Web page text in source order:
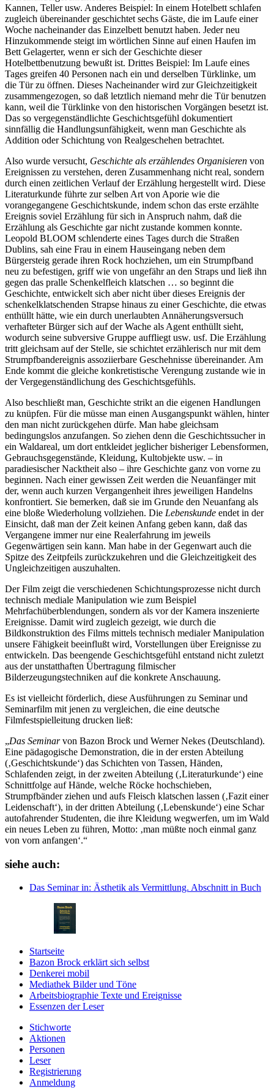
Kannen, Teller usw. Anderes Beispiel: In einem Hotelbett schlafen
zugleich übereinander geschichtet sechs Gäste, die im Laufe einer
Woche nacheinander das Einzelbett benutzt haben. Jeder neu
Hinzukommende steigt im wörtlichen Sinne auf einen Haufen im
Bett Gelagerter, wenn er sich der Geschichte dieser
Hotelbettbenutzung bewußt ist. Drittes Beispiel: Im Laufe eines
Tages greifen 40 Personen nach ein und derselben Türklinke, um
die Tür zu öffnen. Dieses Nacheinander wird zur Gleichzeitigkeit
zusammengezogen, so daß letztlich niemand mehr die Tür benutzen
kann, weil die Türklinke von den historischen Vorgängen besetzt ist.
Das so vergegenständlichte Geschichtsgefühl dokumentiert
sinnfällig die Handlungsunfähigkeit, wenn man Geschichte als
Addition oder Schichtung von Realgeschehen betrachtet.
Also wurde versucht, Geschichte als erzählendes Organisieren von
Ereignissen zu verstehen, deren Zusammenhang nicht real, sondern
durch einen zeitlichen Verlauf der Erzählung hergestellt wird. Diese
Literaturkunde führte zur selben Art von Aporie wie die
vorangegangene Geschichtskunde, indem schon das erste erzählte
Ereignis soviel Erzählung für sich in Anspruch nahm, daß die
Erzählung als Geschichte gar nicht zustande kommen konnte.
Leopold BLOOM schlenderte eines Tages durch die Straßen
Dublins, sah eine Frau in einem Hauseingang neben dem
Bürgersteig gerade ihren Rock hochziehen, um ein Strumpfband
neu zu befestigen, griff wie von ungefähr an den Straps und ließ ihn
gegen das pralle Schenkelfleich klatschen … so beginnt die
Geschichte, entwickelt sich aber nicht über dieses Ereignis der
schenkelklatschenden Strapse hinaus zu einer Geschichte, die etwas
enthüllt hätte, wie ein durch unerlaubten Annäherungsversuch
verhafteter Bürger sich auf der Wache als Agent enthüllt sieht,
wodurch seine subversive Gruppe auffliegt usw. usf. Die Erzählung
tritt gleichsam auf der Stelle, sie schichtet erzählerisch nur mit dem
Strumpfbandereignis assoziierbare Geschehnisse übereinander. Am
Ende kommt die gleiche konkretistische Verengung zustande wie in
der Vergegenständlichung des Geschichtsgefühls.
Also beschließt man, Geschichte strikt an die eigenen Handlungen
zu knüpfen. Für die müsse man einen Ausgangspunkt wählen, hinter
den man nicht zurückgehen dürfe. Man habe gleichsam
bedingungslos anzufangen. So ziehen denn die Geschichtssucher in
ein Waldareal, um dort entkleidet jeglicher bisheriger Lebensformen,
Gebrauchsgegenstände, Kleidung, Kultobjekte usw. – in
paradiesischer Nacktheit also – ihre Geschichte ganz von vorne zu
beginnen. Nach einer gewissen Zeit werden die Neuanfänger mit
der, wenn auch kurzen Vergangenheit ihres jeweiligen Handelns
konfrontiert. Sie bemerken, daß sie im Grunde den Neuanfang als
eine bloße Wiederholung vollziehen. Die Lebenskunde endet in der
Einsicht, daß man der Zeit keinen Anfang geben kann, daß das
Vergangene immer nur eine Realerfahrung im jeweils
Gegenwärtigen sein kann. Man habe in der Gegenwart auch die
Spitze des Zeitpfeils zurückzukehren und die Gleichzeitigkeit des
Ungleichzeitigen auszuhalten.
Der Film zeigt die verschiedenen Schichtungsprozesse nicht durch
technisch mediale Manipulation wie zum Beispiel
Mehrfachüberblendungen, sondern als vor der Kamera inszenierte
Ereignisse. Damit wird zugleich gezeigt, wie durch die
Bildkonstruktion des Films mittels technisch medialer Manipulation
unsere Fähigkeit beeinflußt wird, Vorstellungen über Ereignisse zu
entwickeln. Das beengende Geschichtsgefühl entstand nicht zuletzt
aus der unstatthaften Übertragung filmischer
Bilderzeugungstechniken auf die konkrete Anschauung.
Es ist vielleicht förderlich, diese Ausführungen zu Seminar und
Seminarfilm mit jenen zu vergleichen, die eine deutsche
Filmfestspielleitung drucken ließ:
„Das Seminarvon Bazon Brock und Werner Nekes (Deutschland).
Eine pädagogische Demonstration, die in der ersten Abteilung
(‚Geschichtskunde‘) das Schichten von Tassen, Händen,
Schlafenden zeigt, in der zweiten Abteilung (‚Literaturkunde‘) eine
Schnittfolge auf Hände, welche Röcke hochschieben,
Strumpfbänder ziehen und aufs Fleisch klatschen lassen (‚Fazit einer
Leidenschaft‘), in der dritten Abteilung (‚Lebenskunde‘) eine Schar
autofahrender Studenten, die ihre Kleidung wegwerfen, um im Wald
ein neues Leben zu führen, Motto: ‚man müßte noch einmal ganz
von vorn anfangen‘.“
siehe auch:
Das Seminar in: Ästhetik als Vermittlung. Abschnitt in Buch
Startseite
Bazon Brock erklärt sich selbst
Denkerei mobil
Mediathek Bilder und Töne
Arbeitsbiographie Texte und Ereignisse
Essenzen der Leser
Stichworte
Aktionen
Personen
Leser
Registrierung
Anmeldung